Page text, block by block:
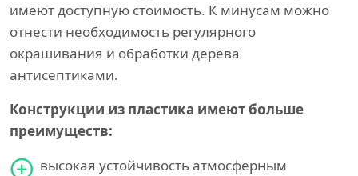
имеют доступную стоимость. К минусам можно
отнести необходимость регулярного
окрашивания и обработки дерева
антисептиками.
Конструкции из пластика имеют больше
преимуществ:
высокая устойчивость атмосферным